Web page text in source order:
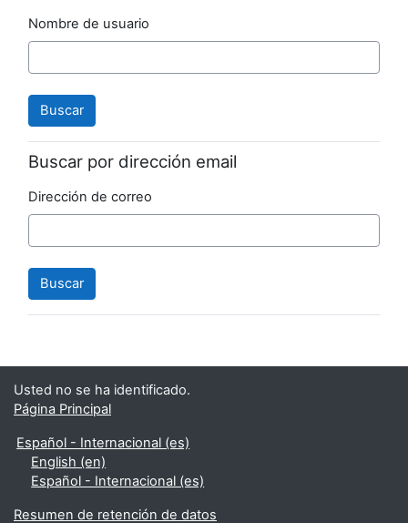
Nombre de usuario
Buscar por dirección email
Dirección de correo
Usted no se ha identificado.
Página Principal
Español - Internacional ‎(es)‎
English ‎(en)‎
Español - Internacional ‎(es)‎
Resumen de retención de datos